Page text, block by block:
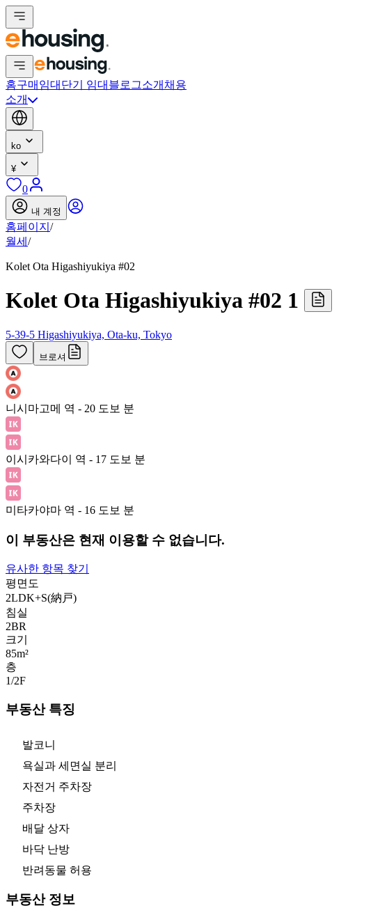
홈구매 임대 단기 임대 블로그소개 채용
소개
ko
¥
0
내 계정
홈페이지 /
월세 /
Kolet Ota Higashiyukiya #02
Kolet Ota Higashiyukiya #02 1
5-39-5 Higashiyukiya, Ota-ku, Tokyo
브로셔
니시마고메 역 - 20 도보 분
이시카와다이 역 - 17 도보 분
미타카야마 역 - 16 도보 분
이 부동산은 현재 이용할 수 없습니다.
유사한 항목 찾기
평면도
2LDK+S(納戸)
침실
2BR
크기
85m²
층
1/2F
부동산 특징
발코니
욕실과 세면실 분리
자전거 주차장
주차장
배달 상자
바닥 난방
반려동물 허용
부동산 정보